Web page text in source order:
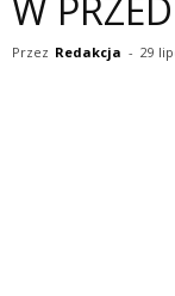
Przez Redakcja - 29